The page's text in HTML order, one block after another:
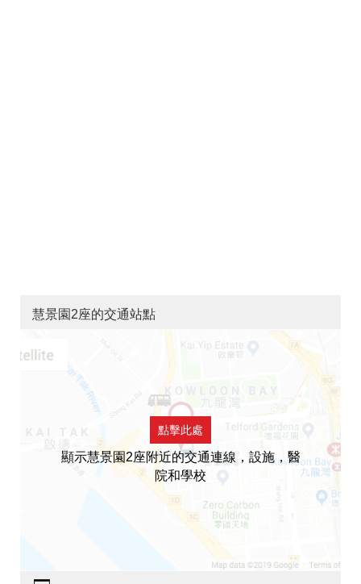
慧景園2座的交通站點
點擊此處
顯示慧景園2座附近的交通連線，設施，醫
院和學校